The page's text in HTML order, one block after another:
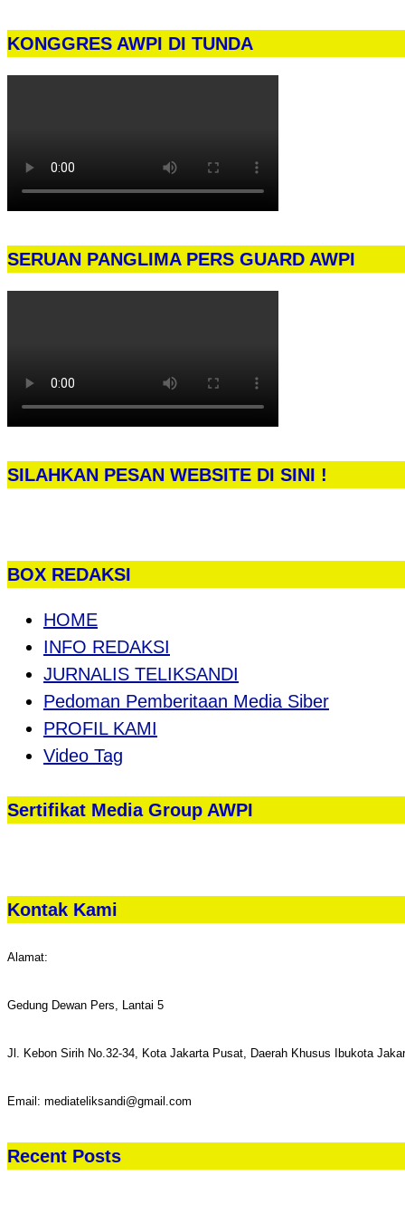
KONGGRES AWPI DI TUNDA
SERUAN PANGLIMA PERS GUARD AWPI
SILAHKAN PESAN WEBSITE DI SINI !
BOX REDAKSI
HOME
INFO REDAKSI
JURNALIS TELIKSANDI
Pedoman Pemberitaan Media Siber
PROFIL KAMI
Video Tag
Sertifikat Media Group AWPI
Kontak Kami
Alamat:
Gedung Dewan Pers, Lantai 5
Jl. Kebon Sirih No.32-34, Kota Jakarta Pusat, Daerah Khusus Ibukota
Email: mediateliksandi@gmail.com
Recent Posts